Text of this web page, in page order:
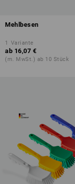
Mehlbesen
1 Variante
ab 16,07 €
(m. MwSt.) ab 10 Stück